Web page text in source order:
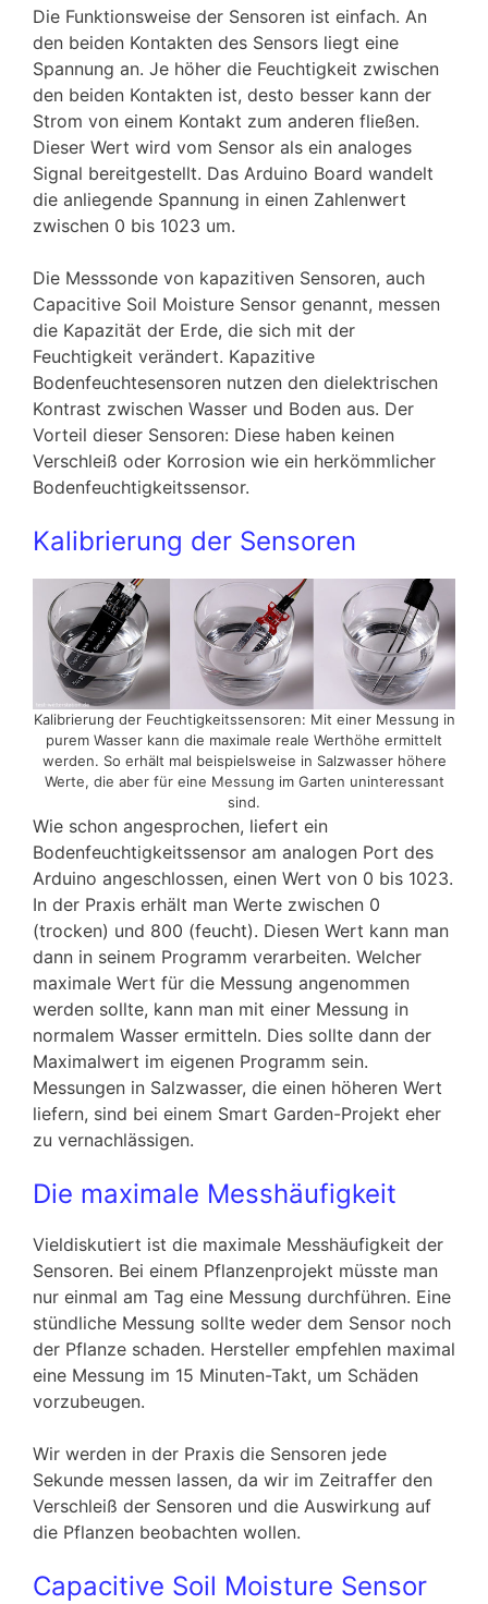
Die Funktionsweise der Sensoren ist einfach. An
den beiden Kontakten des Sensors liegt eine
Spannung an. Je höher die Feuchtigkeit zwischen
den beiden Kontakten ist, desto besser kann der
Strom von einem Kontakt zum anderen fließen.
Dieser Wert wird vom Sensor als ein analoges
Signal bereitgestellt. Das Arduino Board wandelt
die anliegende Spannung in einen Zahlenwert
zwischen 0 bis 1023 um.
Die Messsonde von kapazitiven Sensoren, auch
Capacitive Soil Moisture Sensor genannt, messen
die Kapazität der Erde, die sich mit der
Feuchtigkeit verändert. Kapazitive
Bodenfeuchtesensoren nutzen den dielektrischen
Kontrast zwischen Wasser und Boden aus. Der
Vorteil dieser Sensoren: Diese haben keinen
Verschleiß oder Korrosion wie ein herkömmlicher
Bodenfeuchtigkeitssensor.
Kalibrierung der Sensoren
Kalibrierung der Feuchtigkeitssensoren: Mit einer Messung in
purem Wasser kann die maximale reale Werthöhe ermittelt
werden. So erhält mal beispielsweise in Salzwasser höhere
Werte, die aber für eine Messung im Garten uninteressant
sind.
Wie schon angesprochen, liefert ein
Bodenfeuchtigkeitssensor am analogen Port des
Arduino angeschlossen, einen Wert von 0 bis 1023.
In der Praxis erhält man Werte zwischen 0
(trocken) und 800 (feucht). Diesen Wert kann man
dann in seinem Programm verarbeiten. Welcher
maximale Wert für die Messung angenommen
werden sollte, kann man mit einer Messung in
normalem Wasser ermitteln. Dies sollte dann der
Maximalwert im eigenen Programm sein.
Messungen in Salzwasser, die einen höheren Wert
liefern, sind bei einem Smart Garden-Projekt eher
zu vernachlässigen.
Die maximale Messhäufigkeit
Vieldiskutiert ist die maximale Messhäufigkeit der
Sensoren. Bei einem Pflanzenprojekt müsste man
nur einmal am Tag eine Messung durchführen. Eine
stündliche Messung sollte weder dem Sensor noch
der Pflanze schaden. Hersteller empfehlen maximal
eine Messung im 15 Minuten-Takt, um Schäden
vorzubeugen.
Wir werden in der Praxis die Sensoren jede
Sekunde messen lassen, da wir im Zeitraffer den
Verschleiß der Sensoren und die Auswirkung auf
die Pflanzen beobachten wollen.
Capacitive Soil Moisture Sensor